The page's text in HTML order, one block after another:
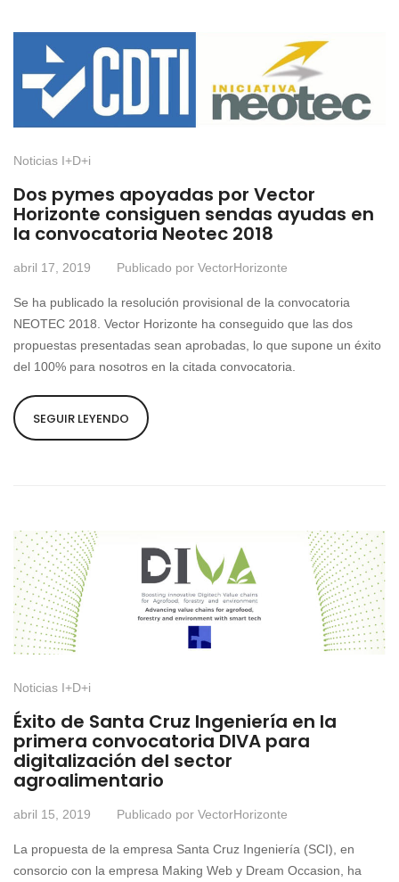
Noticias I+D+i
Dos pymes apoyadas por Vector
Horizonte consiguen sendas ayudas en
la convocatoria Neotec 2018
abril 17, 2019 Publicado por VectorHorizonte
Se ha publicado la resolución provisional de la convocatoria
NEOTEC 2018. Vector Horizonte ha conseguido que las dos
propuestas presentadas sean aprobadas, lo que supone un éxito
del 100% para nosotros en la citada convocatoria.
SEGUIR LEYENDO
Noticias I+D+i
Éxito de Santa Cruz Ingeniería en la
primera convocatoria DIVA para
digitalización del sector
agroalimentario
abril 15, 2019 Publicado por VectorHorizonte
La propuesta de la empresa Santa Cruz Ingeniería (SCI), en
consorcio con la empresa Making Web y Dream Occasion, ha